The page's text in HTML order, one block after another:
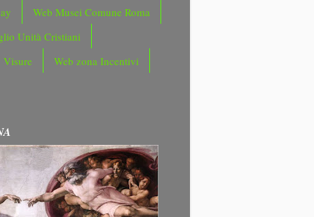
Web Musei Comune Roma
Unità Cristiani
Visure
Web zona Incentivi